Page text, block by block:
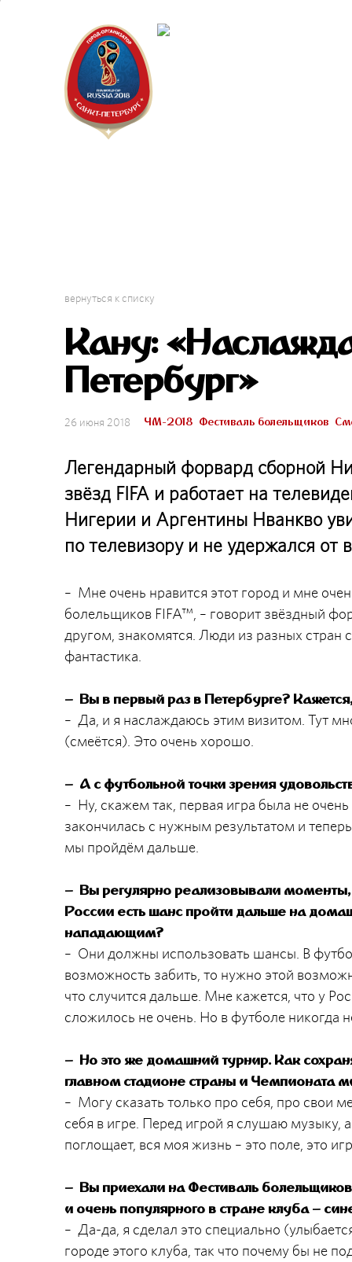
вернуться к списку
Кану:
Петербург»
26 июня 2018 ЧМ-2018 Фестиваль болельщиков
Легендарный форвард сборной
звёзд FIFA и работает на
Нигерии и Аргентины Нванкво
по телевизору и не удержался
– Мне очень нравится этот город и мне
болельщиков FIFA™, – говорит звёздный
другом, знакомятся. Люди из разных стран
фантастика.
– Вы в первый раз в Петербурге?
– Да, и я наслаждаюсь этим визитом. Тут
(смеётся). Это очень хорошо.
– А с футбольной точки зрения
– Ну, скажем так, первая игра была не
закончилась с нужным результатом и
мы пройдём дальше.
– Вы регулярно реализовывали
России есть шанс пройти дальше на
нападающим?
– Они должны использовать шансы. В
возможность забить, то нужно этой
что случится дальше. Мне кажется, что у
сложилось не очень. Но в футболе
– Но это же домашний турнир. Как
главном стадионе страны и Чемпионата
– Могу сказать только про себя, про свои
себя в игре. Перед игрой я слушаю музыку,
поглощает, вся моя жизнь – это поле, это
– Вы приехали на Фестиваль
и очень популярного в стране клуба –
– Да-да, я сделал это специально
городе этого клуба, так что почему бы не